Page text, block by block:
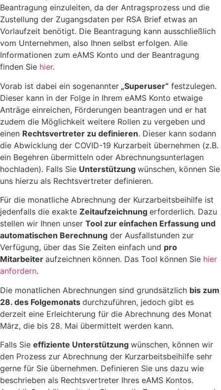
Beantragung einzuleiten, da der Antragsprozess und die
Zustellung der Zugangsdaten per RSA Brief etwas an
Vorlaufzeit benötigt. Die Beantragung kann ausschließlich
vom Unternehmen, also Ihnen selbst erfolgen. Alle
Informationen zum eAMS Konto und der Beantragung
finden Sie hier.
Vorab ist dabei ein sogenannter „Superuser“ festzulegen.
Dieser kann in der Folge in Ihrem eAMS Konto etwaige
Anträge einreichen, Förderungen beantragen und er hat
zudem die Möglichkeit weitere Rollen zu vergeben und
einen Rechtsvertreter zu definieren. Dieser kann sodann
die Abwicklung der COVID-19 Kurzarbeit übernehmen (z.B.
ein Begehren übermitteln oder Abrechnungsunterlagen
hochladen). Falls Sie Unterstützung wünschen, können Sie
uns hierzu als Rechtsvertreter definieren.
Für die monatliche Abrechnung der Kurzarbeitsbeihilfe ist
jedenfalls die exakte Zeitaufzeichnung erforderlich. Dazu
stellen wir Ihnen unser Tool zur einfachen Erfassung und
automatischen Berechnung der Ausfallstunden zur
Verfügung, über das Sie Zeiten einfach und pro
Mitarbeiter aufzeichnen können. Das Tool können Sie hier
anfordern.
Die monatlichen Abrechnungen sind grundsätzlich bis zum
28. des Folgemonats durchzuführen, jedoch gibt es
derzeit eine Erleichterung für die Abrechnung des Monat
März, die bis 28. Mai übermittelt werden kann.
Falls Sie effiziente Unterstützung wünschen, können wir
den Prozess zur Abrechnung der Kurzarbeitsbeihilfe sehr
gerne für Sie übernehmen. Definieren Sie uns dazu wie
beschrieben als Rechtsvertreter Ihres eAMS Kontos.